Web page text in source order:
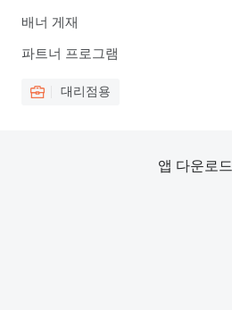
배너 게재
파트너 프로그램
대리점용
앱 다운로드